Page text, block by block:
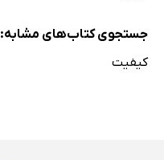
جستجوی کتاب‌های مشابه:
کیفیت